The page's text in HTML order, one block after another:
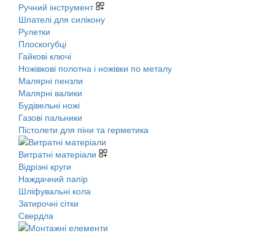
Ручний інструмент
Шпателі для силікону
Рулетки
Плоскогубці
Гайкові ключі
Ножівкові полотна і ножівки по металу
Малярні пензли
Малярні валики
Будівельні ножі
Газові пальники
Пістолети для піни та герметика
Витратні матеріали
Відрізні круги
Наждачний папір
Шліфувальні кола
Затирочні сітки
Свердла